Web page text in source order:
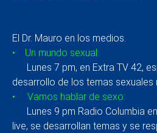
El Dr. Mauro en los medios.
• Un mundo sexual:
Lunes 7 pm, en Extra TV 42,
desarrollo de los temas sexuales
• Vamos hablar de sexo:
Lunes 9 pm Radio Columbia
live, se desarrollan temas y se